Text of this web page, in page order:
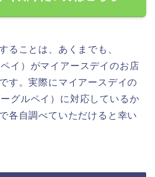
ることは、あくまでも、
イ）がマイアースデイのお店
す。実際にマイアースデイの
グルペイ）に対応しているか
各自調べていただけると幸い